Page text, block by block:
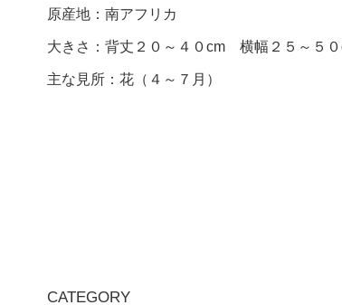
原産地：南アフリカ
大きさ：背丈２０～４０cm 横幅２５～５
主な見所：花（４～７月）
CATEGORY